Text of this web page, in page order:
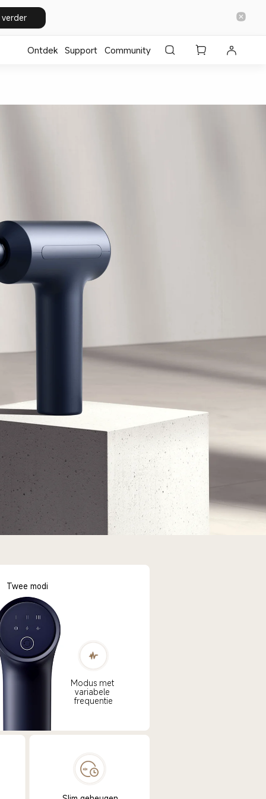
verder
Ontdek Support Community
Twee modi
Modus met
variabele
frequentie